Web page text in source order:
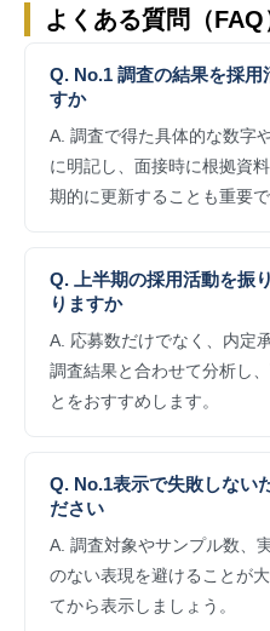
よくある質問（FAQ
Q. No.1 調査の結果を採
すか
A. 調査で得た具体的な数字
に明記し、面接時に根拠資
期的に更新することも重要で
Q. 上半期の採用活動を振
りますか
A. 応募数だけでなく、内定
調査結果と合わせて分析し
とをおすすめします。
Q. No.1表示で失敗しない
ださい
A. 調査対象やサンプル数、
のない表現を避けることが
てから表示しましょう。